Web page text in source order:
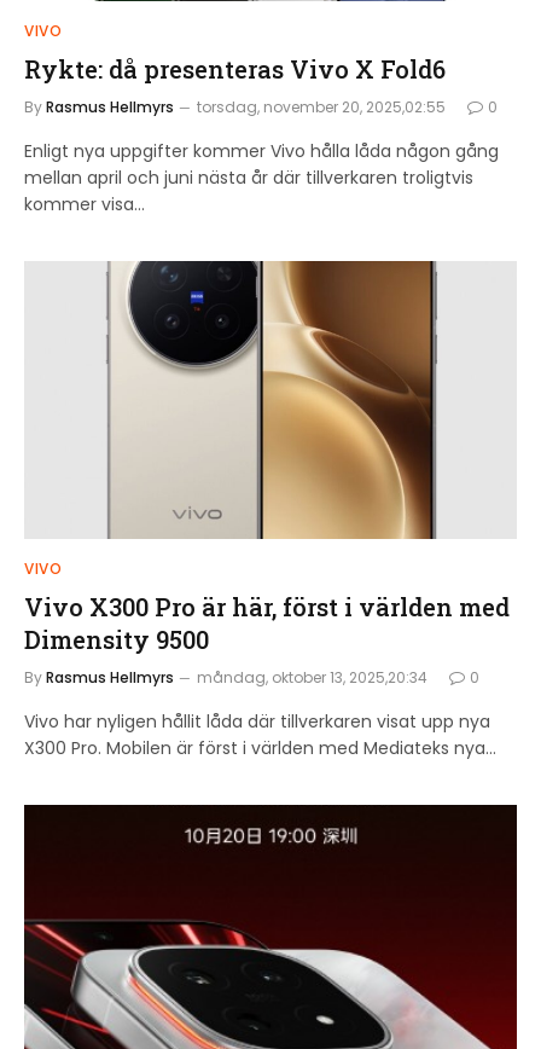
VIVO
Rykte: då presenteras Vivo X Fold6
ByRasmus Hellmyrs torsdag, november 20, 2025,02:55 0
Enligt nya uppgifter kommer Vivo hålla låda någon gång
mellan april och juni nästa år där tillverkaren troligtvis
kommer visa…
VIVO
Vivo X300 Pro är här, först i världen med
Dimensity 9500
ByRasmus Hellmyrs måndag, oktober 13, 2025,20:34 0
Vivo har nyligen hållit låda där tillverkaren visat upp nya
X300 Pro. Mobilen är först i världen med Mediateks nya…